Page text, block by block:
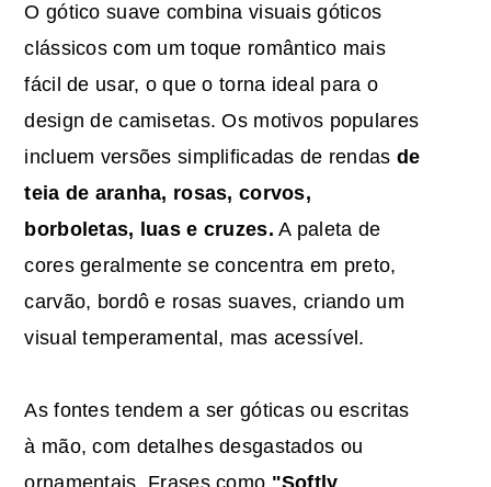
O gótico suave combina visuais góticos
clássicos com um toque romântico mais
fácil de usar, o que o torna ideal para o
design de camisetas. Os motivos populares
incluem versões simplificadas de rendas de
teia de aranha, rosas, corvos,
borboletas, luas e cruzes. A paleta de
cores geralmente se concentra em preto,
carvão, bordô e rosas suaves, criando um
visual temperamental, mas acessível.
As fontes tendem a ser góticas ou escritas
à mão, com detalhes desgastados ou